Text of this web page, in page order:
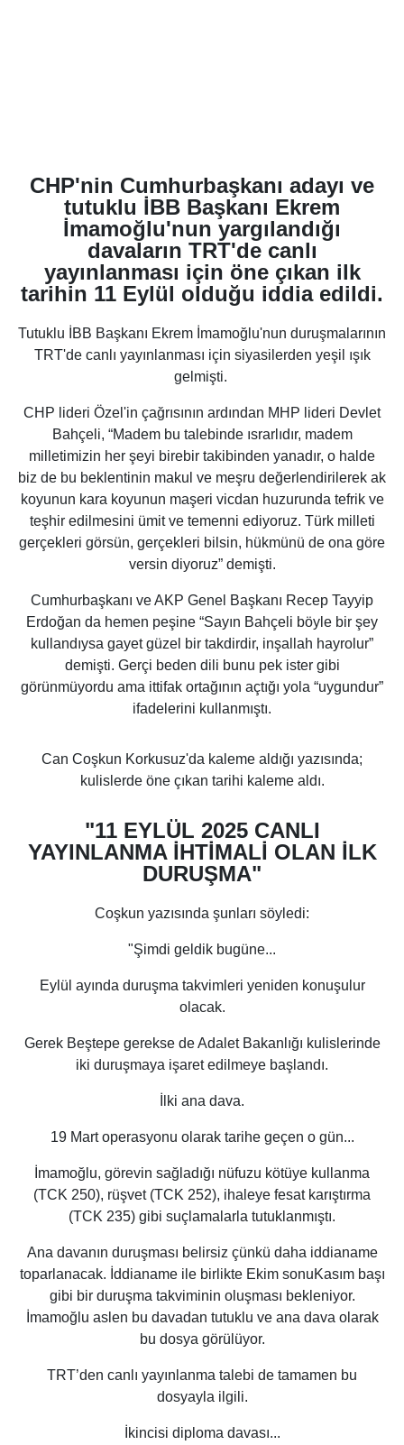
CHP'nin Cumhurbaşkanı adayı ve
tutuklu İBB Başkanı Ekrem
İmamoğlu'nun yargılandığı
davaların TRT'de canlı
yayınlanması için öne çıkan ilk
tarihin 11 Eylül olduğu iddia edildi.
Tutuklu İBB Başkanı Ekrem İmamoğlu'nun duruşmalarının
TRT'de canlı yayınlanması için siyasilerden yeşil ışık
gelmişti.
CHP lideri Özel'in çağrısının ardından MHP lideri Devlet
Bahçeli, “Madem bu talebinde ısrarlıdır, madem
milletimizin her şeyi birebir takibinden yanadır, o halde
biz de bu beklentinin makul ve meşru değerlendirilerek ak
koyunun kara koyunun maşeri vicdan huzurunda tefrik ve
teşhir edilmesini ümit ve temenni ediyoruz. Türk milleti
gerçekleri görsün, gerçekleri bilsin, hükmünü de ona göre
versin diyoruz” demişti.
Cumhurbaşkanı ve AKP Genel Başkanı Recep Tayyip
Erdoğan da hemen peşine “Sayın Bahçeli böyle bir şey
kullandıysa gayet güzel bir takdirdir, inşallah hayrolur”
demişti. Gerçi beden dili bunu pek ister gibi
görünmüyordu ama ittifak ortağının açtığı yola “uygundur”
ifadelerini kullanmıştı.
Can Coşkun Korkusuz'da kaleme aldığı yazısında;
kulislerde öne çıkan tarihi kaleme aldı.
"11 EYLÜL 2025 CANLI
YAYINLANMA İHTİMALİ OLAN İLK
DURUŞMA"
Coşkun yazısında şunları söyledi:
"Şimdi geldik bugüne...
Eylül ayında duruşma takvimleri yeniden konuşulur
olacak.
Gerek Beştepe gerekse de Adalet Bakanlığı kulislerinde
iki duruşmaya işaret edilmeye başlandı.
İlki ana dava.
19 Mart operasyonu olarak tarihe geçen o gün...
İmamoğlu, görevin sağladığı nüfuzu kötüye kullanma
(TCK 250), rüşvet (TCK 252), ihaleye fesat karıştırma
(TCK 235) gibi suçlamalarla tutuklanmıştı.
Ana davanın duruşması belirsiz çünkü daha iddianame
toparlanacak. İddianame ile birlikte Ekim sonuKasım başı
gibi bir duruşma takviminin oluşması bekleniyor.
İmamoğlu aslen bu davadan tutuklu ve ana dava olarak
bu dosya görülüyor.
TRT’den canlı yayınlanma talebi de tamamen bu
dosyayla ilgili.
İkincisi diploma davası...